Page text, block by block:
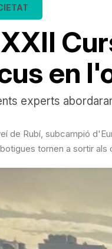
en
experts
de Rubí, subcampió
tornen a sortir als